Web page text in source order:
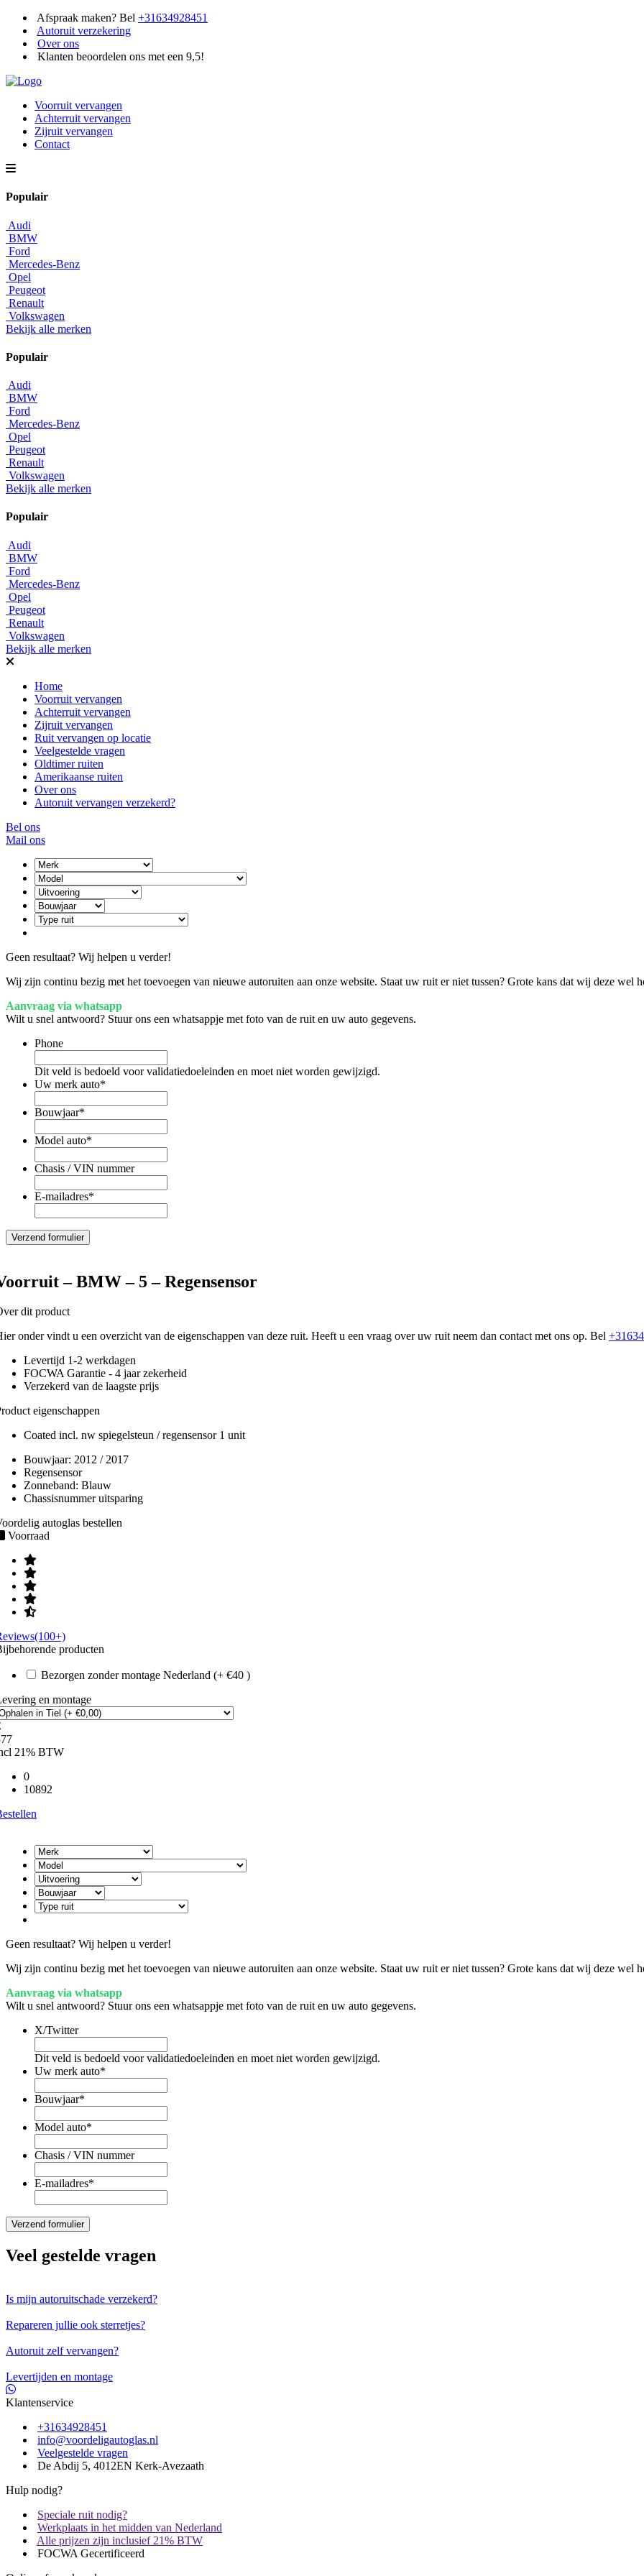
Afspraak maken? Bel +31634928451
Autoruit verzekering
Over ons
Klanten beoordelen ons met een 9,5!
Voorruit vervangen
Achterruit vervangen
Zijruit vervangen
Contact
Populair
Audi
BMW
Ford
Mercedes-Benz
Opel
Peugeot
Renault
Volkswagen
Bekijk alle merken
Populair
Audi
BMW
Ford
Mercedes-Benz
Opel
Peugeot
Renault
Volkswagen
Bekijk alle merken
Populair
Audi
BMW
Ford
Mercedes-Benz
Opel
Peugeot
Renault
Volkswagen
Bekijk alle merken
Home
Voorruit vervangen
Achterruit vervangen
Zijruit vervangen
Ruit vervangen op locatie
Veelgestelde vragen
Oldtimer ruiten
Amerikaanse ruiten
Over ons
Autoruit vervangen verzekerd?
Bel ons
Mail ons
Geen resultaat? Wij helpen u verder!
Wij zijn continu bezig met het toevoegen van nieuwe autoruiten aan onze website. Staat uw ruit er niet tussen? Grote kans dat wij deze
Aanvraag via whatsapp
Wilt u snel antwoord? Stuur ons een whatsappje met foto van de ruit en uw auto gegevens.
Phone
Dit veld is bedoeld voor validatiedoeleinden en moet niet worden gewijzigd.
Uw merk auto*
Bouwjaar*
Model auto*
Chasis / VIN nummer
E-mailadres*
– BMW – 5 – Regensensor
dit product
onder vindt u een overzicht van de eigenschappen van deze ruit. Heeft u een vraag over uw ruit neem dan contact met ons op. Bel
Levertijd 1-2 werkdagen
FOCWA Garantie - 4 jaar zekerheid
Verzekerd van de laagste prijs
eigenschappen
Coated incl. nw spiegelsteun / regensensor 1 unit
Bouwjaar: 2012 / 2017
Regensensor
Zonneband: Blauw
Chassisnummer uitsparing
autoglas bestellen
Voorraad
producten
Bezorgen zonder montage Nederland (+ €40 )
en montage
21% BTW
0
10892
Geen resultaat? Wij helpen u verder!
Wij zijn continu bezig met het toevoegen van nieuwe autoruiten aan onze website. Staat uw ruit er niet tussen? Grote kans dat wij deze
Aanvraag via whatsapp
Wilt u snel antwoord? Stuur ons een whatsappje met foto van de ruit en uw auto gegevens.
X/Twitter
Dit veld is bedoeld voor validatiedoeleinden en moet niet worden gewijzigd.
Uw merk auto*
Bouwjaar*
Model auto*
Chasis / VIN nummer
E-mailadres*
Veel gestelde vragen
Is mijn autoruitschade verzekerd?
Repareren jullie ook sterretjes?
Autoruit zelf vervangen?
Levertijden en montage
Klantenservice
+31634928451
info@voordeligautoglas.nl
Veelgestelde vragen
De Abdij 5, 4012EN Kerk-Avezaath
Hulp nodig?
Speciale ruit nodig?
Werkplaats in het midden van Nederland
Alle prijzen zijn inclusief 21% BTW
FOCWA Gecertificeerd